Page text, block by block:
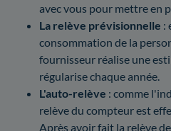
avec vous pour mettre en
La relève prévisionnelle :
consommation de la
fournisseur réalise une
régularise chaque année.
L'auto-relève : comme
relève du compteur est
Après avoir fait la relève